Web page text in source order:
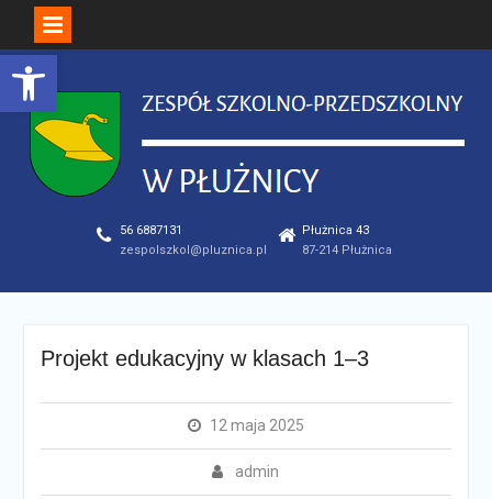
Open toolbar
Skip
to
content
56 6887131
zespolszkol@pluznica.pl
Płużnica 43
87-214 Płużnica
Projekt edukacyjny w klasach 1–3
12 maja 2025
admin